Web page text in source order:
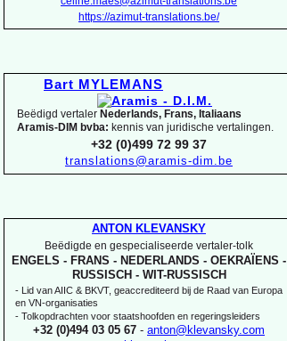
https://azimut-translations.be/
Bart MYLEMANS
Beëdigd vertaler Nederlands, Frans, Italiaans
Aramis-DIM bvba: kennis van juridische vertalingen.
+32 (0)499 72 99 37
translations@aramis-dim.be
ANTON KLEVANSKY
Beëdigde en gespecialiseerde vertaler-tolk
ENGELS - FRANS - NEDERLANDS - OEKRAÏENS -
RUSSISCH -WIT-RUSSISCH
- Lid van AIIC & BKVT, geaccrediteerd bij de Raad van Europa
en VN-organisaties
- Tolkopdrachten voor staatshoofden en regeringsleiders
+32 (0)494 03 05 67 - anton@klevansky.com